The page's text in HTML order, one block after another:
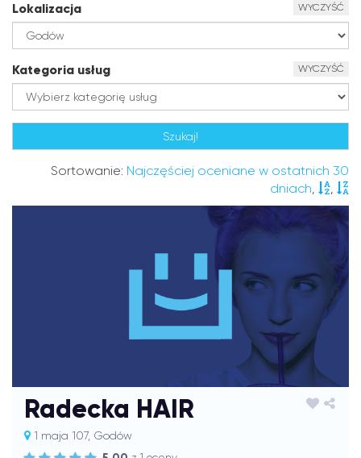
Lokalizacja WYCZYŚĆ
Kategoria usług WYCZYŚĆ
Sortowanie: Najczęściej oceniane w ostatnich 30
dniach, ,
Radecka HAIR
1 maja 107, Godów